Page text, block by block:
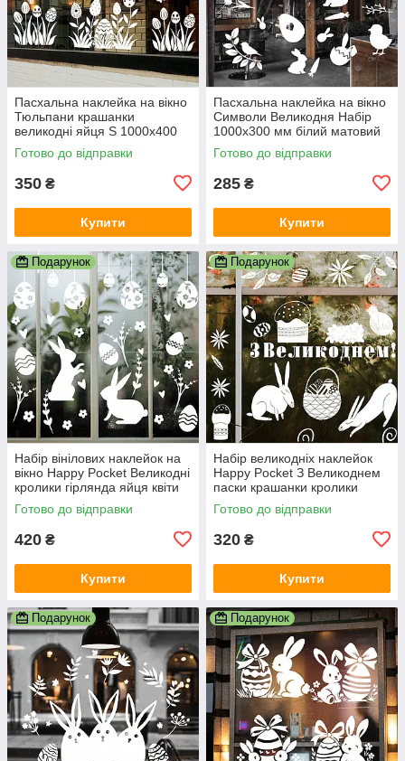
Пасхальна наклейка на вікно
Тюльпани крашанки
великодні яйця S 1000х400
мм білий матовий Happy
Pocket
Готово до відправки
350 ₴
Купити
Пасхальна наклейка на вікно
Символи Великодня Набір
1000х300 мм білий матовий
Happy Pocket
Готово до відправки
285 ₴
Купити
Подарунок
Набір вінілових наклейок на
вікно Happy Pocket Великодні
кролики гірлянда яйця квіти
для вітрини білий матовий
Готово до відправки
420 ₴
Купити
Подарунок
Набір великодніх наклейок
Happy Pocket З Великоднем
паски крашанки кролики
декор Пасха розмір S білий
матовий
Готово до відправки
320 ₴
Купити
Подарунок Подарунок